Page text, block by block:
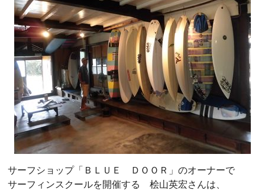
サーフショップ「ＢＬＵＥ ＤＯＯＲ」のオーナーで
サーフィンスクールを開催する 桧山英宏さんは、